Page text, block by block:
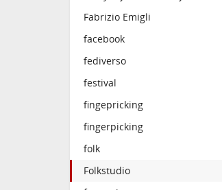
Fabrizio Emigli
facebook
fediverso
festival
fingepricking
fingerpicking
folk
Folkstudio